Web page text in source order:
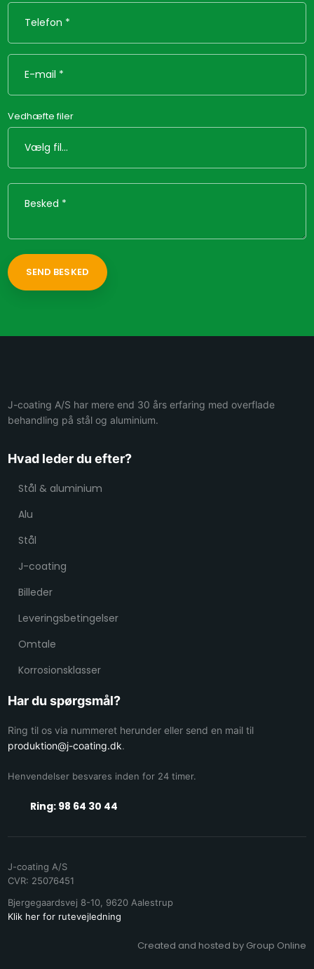
Vedhæfte filer
​​J-coating A/S har mere end 30 års erfaring med overflade
behandling på stål og aluminium.
Hvad leder du efter?
Stål & aluminium
Alu
Stål
J-coating
Billeder
Leveringsbetingelser
Omtale
Korrosionsklasser
Har du spørgsmål?
Ring til os via nummeret herunder eller send en mail til
produktion@j-coating.dk.
Henvendelser besvares inden for 24 timer.​
Ring: 98 64 30 44
J-coating A/S
CVR​: 25076451
Bjergegaardsvej 8-10, 9620 Aalestrup​
Klik her for rutevejledning
Created and hosted by Group Online